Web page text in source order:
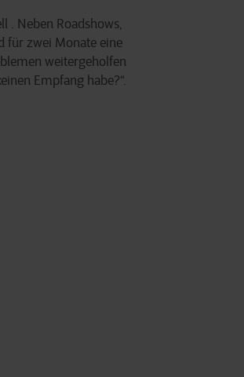
. Neben Roadshows,
für zwei Monate eine
weitergeholfen
Empfang habe?“.